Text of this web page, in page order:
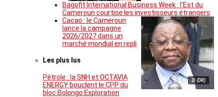
Bagofit International Business Week : l’Est du
Cameroun courtise les investisseurs étrangers
© (DR)
Cacao : le Cameroun
lance la campagne
2026/2027 dans un
marché mondial en repli
Les plus lus
Pétrole : la SNH et OCTAVIA
ENERGY bouclent le CPP du
bloc Bolongo Exploration